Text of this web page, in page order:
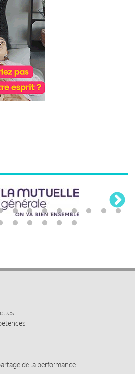
de la performance